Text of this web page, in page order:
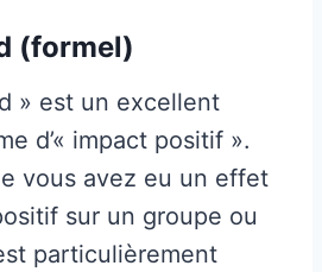
(formel)
» est un excellent
d’« impact positif ».
vous avez eu un effet
sur un groupe ou
particulièrement